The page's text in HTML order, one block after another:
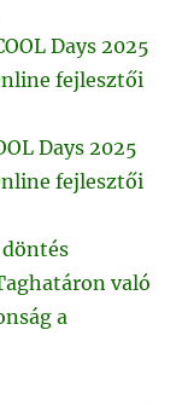
Days 2025
fejlesztői
Days 2025
fejlesztői
való
a